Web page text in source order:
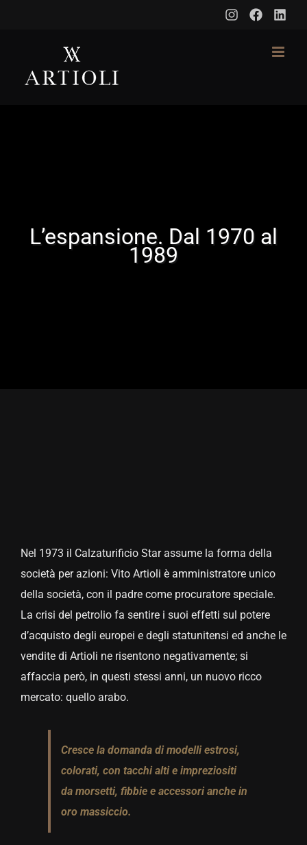
L’espansione. Dal 1970 al
1989
Nel 1973 il Calzaturificio Star assume la forma della
società per azioni: Vito Artioli è amministratore unico
della società, con il padre come procuratore speciale.
La crisi del petrolio fa sentire i suoi effetti sul potere
d’acquisto degli europei e degli statunitensi ed anche le
vendite di Artioli ne risentono negativamente; si
affaccia però, in questi stessi anni, un nuovo ricco
mercato: quello arabo.
Cresce la domanda di modelli estrosi,
colorati, con tacchi alti e impreziositi
da morsetti, fibbie e accessori anche in
oro massiccio.